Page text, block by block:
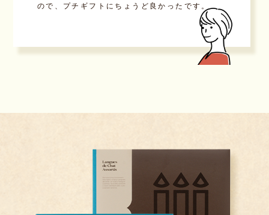
ので、プチギフトにちょうど良かったです。